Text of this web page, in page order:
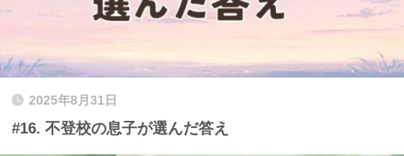
2025年8月31日
#16. 不登校の息子が選んだ答え